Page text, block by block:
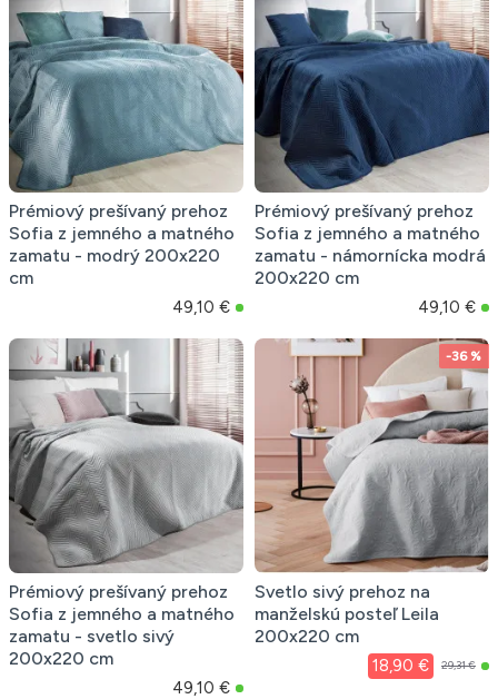
Prémiový prešívaný prehoz
Sofia z jemného a matného
zamatu - modrý 200x220
cm
49,10 €
Prémiový prešívaný prehoz
Sofia z jemného a matného
zamatu - námornícka modrá
200x220 cm
49,10 €
Prémiový prešívaný prehoz
Sofia z jemného a matného
zamatu - svetlo sivý
200x220 cm
49,10 €
-36 %
Svetlo sivý prehoz na
manželskú posteľ Leila
200x220 cm
18,90 € 29,31 €